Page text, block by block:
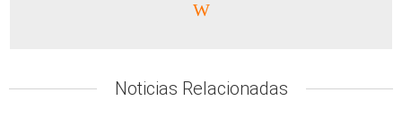
Facebook:Noticias Relacionadas